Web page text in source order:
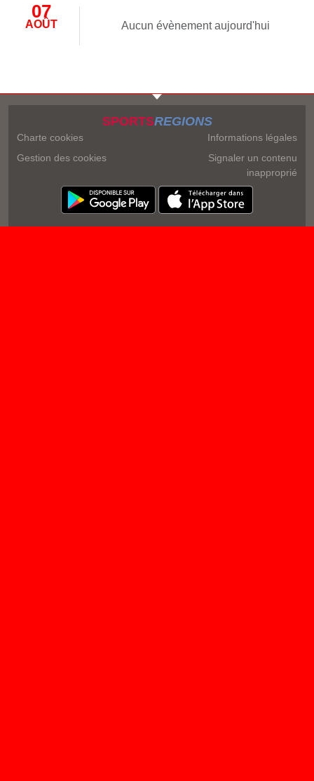
07
AOÛT Aucun évènement aujourd'hui
SPORTSREGIONS
Charte cookies
Gestion des cookies
Informations légales
Signaler un contenu
inapproprié